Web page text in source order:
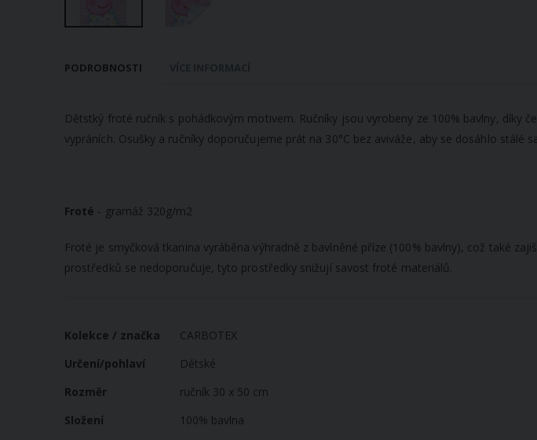
začátek
s
obrázky
PODROBNOSTI
Dětstký froté ručník s pohádkovým motivem. Ručníky jsou vyrobeny ze 100% bavlny,
vypráních. Osušky a ručníky doporučujeme prát na 30°C bez aviváže, aby se dosáhlo stálé
Froté - gramáž 320g/m2
Froté je smyčková tkanina vyráběna výhradně z bavlněné příze (100% bavlny), což také
prostředků se nedoporučuje, tyto prostředky snižují savost froté materiálů.
Více
Kolekce / značka
CARBOTEX
Určení/pohlaví
Dětské
Rozměr
ručník 30 x 50 cm
Složení
100% bavlna